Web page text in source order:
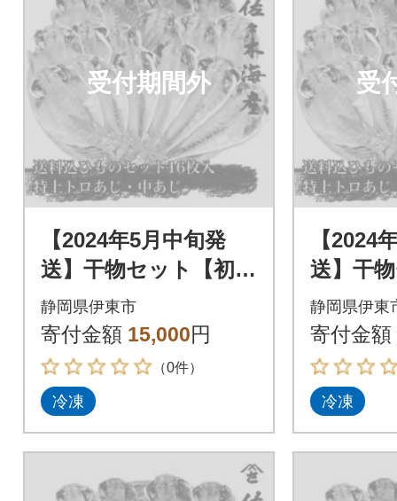
受付期間外
【2024年5月中旬発
送】干物セット【初島
C】特トロあじ・中あ
じ各8枚 伊豆・伊東
の干物詰め合わせ
静岡県伊東市
寄付金額 15,000円
（0件）
冷凍
受
【2024
送】干
C】特ト
じ各8
の干物
静岡県伊東
寄付金額
冷凍